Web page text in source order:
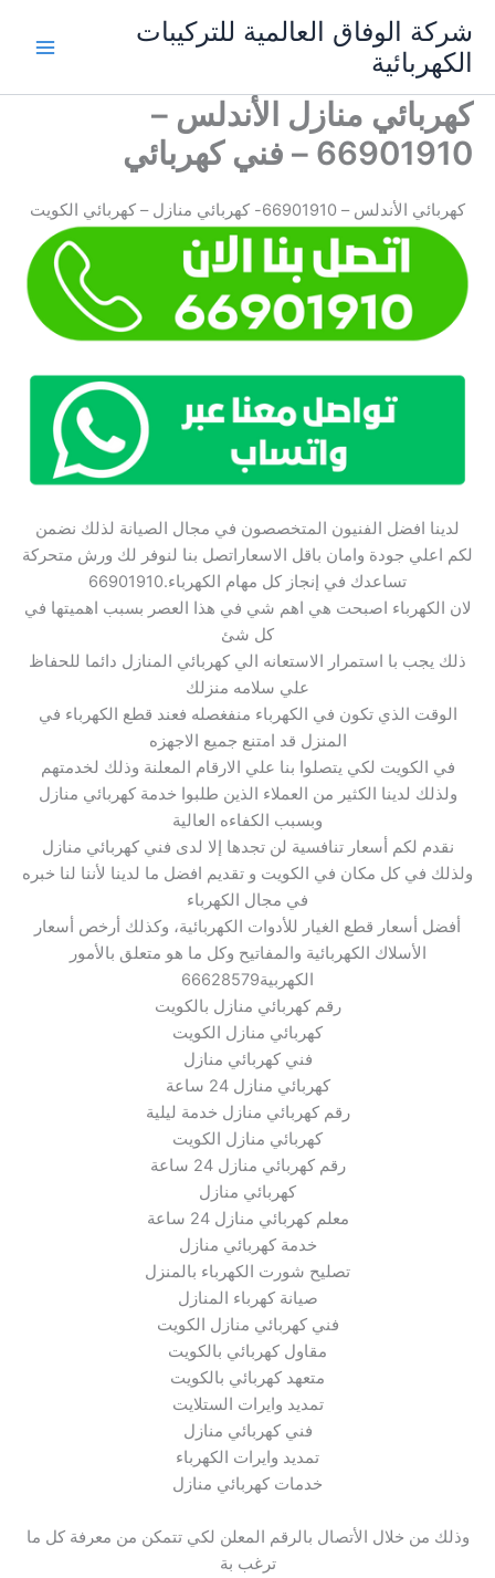
المحتوى
شركة الوفاق العالمية للتركيبات
الكهربائية
كهربائي منازل الأندلس –
66901910 – فني كهربائي
كهربائي الأندلس – 66901910- كهربائي منازل – كهربائي الكويت
لدينا افضل الفنيون المتخصصون في مجال الصيانة لذلك نضمن
لكم اعلي جودة وامان باقل الاسعاراتصل بنا لنوفر لك ورش متحركة
تساعدك في إنجاز كل مهام الكهرباء.66901910
لان الكهرباء اصبحت هي اهم شي في هذا العصر بسبب اهميتها في
كل شئ
ذلك يجب با استمرار الاستعانه الي كهربائي المنازل دائما للحفاظ
علي سلامه منزلك
الوقت الذي تكون في الكهرباء منفغصله فعند قطع الكهرباء في
المنزل قد امتنع جميع الاجهزه
في الكويت لكي يتصلوا بنا علي الارقام المعلنة وذلك لخدمتهم
ولذلك لدينا الكثير من العملاء الذين طلبوا خدمة كهربائي منازل
وبسبب الكفاءه العالية
نقدم لكم أسعار تنافسية لن تجدها إلا لدى فني كهربائي منازل
ولذلك في كل مكان في الكويت و تقديم افضل ما لدينا لأننا لنا خبره
في مجال الكهرباء
أفضل أسعار قطع الغيار للأدوات الكهربائية، وكذلك أرخص أسعار
الأسلاك الكهربائية والمفاتيح وكل ما هو متعلق بالأمور
الكهربية66628579
رقم كهربائي منازل بالكويت
كهربائي منازل الكويت
فني كهربائي منازل
كهربائي منازل 24 ساعة
رقم كهربائي منازل خدمة ليلية
كهربائي منازل الكويت
رقم كهربائي منازل 24 ساعة
كهربائي منازل
معلم كهربائي منازل 24 ساعة
خدمة كهربائي منازل
تصليح شورت الكهرباء بالمنزل
صيانة كهرباء المنازل
فني كهربائي منازل الكويت
مقاول كهربائي بالكويت
متعهد كهربائي بالكويت
تمديد وايرات الستلايت
فني كهربائي منازل
تمديد وايرات الكهرباء
خدمات كهربائي منازل
وذلك من خلال الأتصال بالرقم المعلن لكي تتمكن من معرفة كل ما
ترغب بة